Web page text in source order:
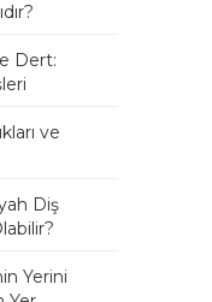
Dert:
ve
Diş
Yerini